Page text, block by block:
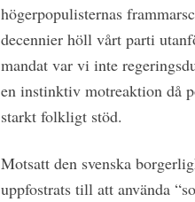
högerpopulisternas
decennier höll vårt parti
mandat var vi inte
en instinktiv motreaktion då
starkt folkligt stöd.
Motsatt den svenska
uppfostrats till att använda